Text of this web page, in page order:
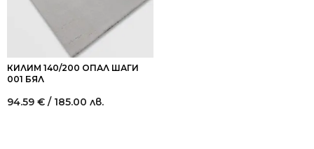
КИЛИМ 140/200 ОПАЛ ШАГИ
001 БЯЛ
94.59 € / 185.00 лв.